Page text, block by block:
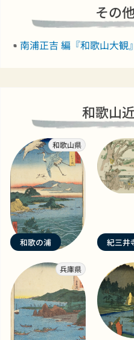
その
南浦正吉 編『和歌山大観
和歌山
和歌山県
和歌の浦 紀三井
兵庫県